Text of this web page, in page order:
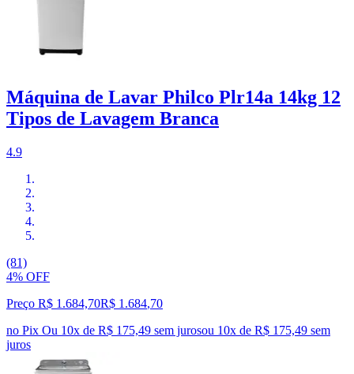
Máquina de Lavar Philco Plr14a 14kg 12
Tipos de Lavagem Branca
4.9
(81)
4% OFF
Preço R$ 1.684,70R$ 1.684,70
no Pix Ou 10x de R$ 175,49 sem jurosou 10x de R$ 175,49 sem
juros